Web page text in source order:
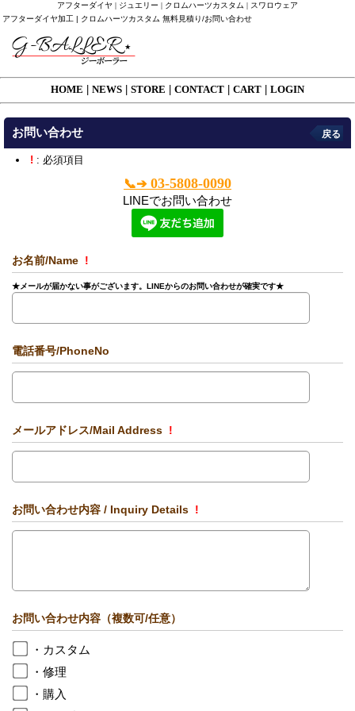
アフターダイヤ | ジュエリー | クロムハーツカスタム | スワロウェア
アフターダイヤ加工 | クロムハーツカスタム 無料見積り/お問い合わせ
HOME NEWS STORE CONTACT CART LOGIN
お問い合わせ 戻る
! : 必須項目
📞➔03-5808-0090
LINEでお問い合わせ
お名前/Name !
★メールが届かない事がございます。LINEからのお問い合わせが確実です★
電話番号/PhoneNo
メールアドレス/Mail Address !
お問い合わせ内容 / Inquiry Details !
お問い合わせ内容（複数可/任意）
・カスタム
・修理
・購入